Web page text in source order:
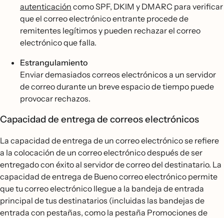
autenticación como SPF, DKIM y DMARC para verificar
que el correo electrónico entrante procede de
remitentes legítimos y pueden rechazar el correo
electrónico que falla.
Estrangulamiento
Enviar demasiados correos electrónicos a un servidor
de correo durante un breve espacio de tiempo puede
provocar rechazos.
Capacidad de entrega de correos electrónicos
La capacidad de entrega de un correo electrónico se refiere
a la colocación de un correo electrónico después de ser
entregado con éxito al servidor de correo del destinatario. La
capacidad de entrega de Bueno correo electrónico permite
que tu correo electrónico llegue a la bandeja de entrada
principal de tus destinatarios (incluidas las bandejas de
entrada con pestañas, como la pestaña Promociones de